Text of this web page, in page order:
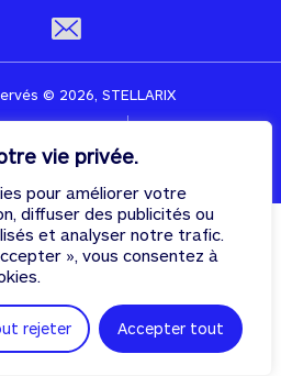
vie privée.
pour améliorer votre
diffuser des publicités ou
et analyser notre trafic.
», vous consentez à
rejeter Accepter tout
© 2026, STELLARIX
with♡byPULSE